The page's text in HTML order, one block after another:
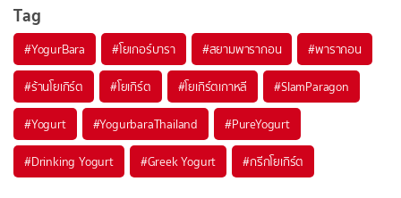
Tag
#YogurBara #โยเกอร์บารา #สยามพารากอน #พารากอน
#ร้านโยเกิร์ต #โยเกิร์ต #โยเกิร์ตเกาหลี #SIamParagon
#Yogurt #YogurbaraThailand #PureYogurt
#Drinking Yogurt #Greek Yogurt #กรีกโยเกิร์ต